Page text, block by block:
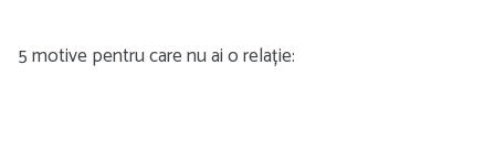
5 motive pentru care nu ai o relație: